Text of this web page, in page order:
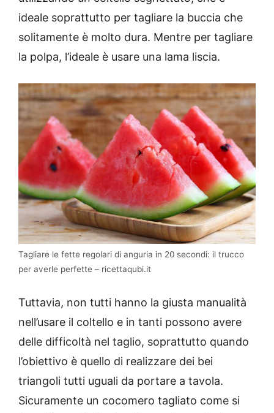
ideale soprattutto per tagliare la buccia che
solitamente è molto dura. Mentre per tagliare
la polpa, l’ideale è usare una lama liscia.
Tagliare le fette regolari di anguria in 20 secondi: il trucco
per averle perfette – ricettaqubi.it
Tuttavia, non tutti hanno la giusta manualità
nell’usare il coltello e in tanti possono avere
delle difficoltà nel taglio, soprattutto quando
l’obiettivo è quello di realizzare dei bei
triangoli tutti uguali da portare a tavola.
Sicuramente un cocomero tagliato come si